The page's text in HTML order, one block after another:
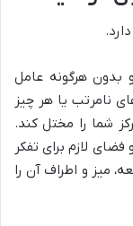
بدون هرگونه عامل
نامرتب یا هر چیز
شما را مختل کند.
لازم برای تفکر
میز و اطراف آن را